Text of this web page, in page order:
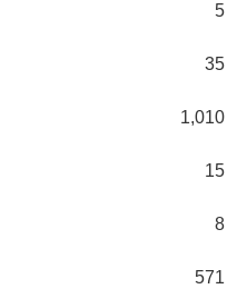
5
35
1,010
15
8
571